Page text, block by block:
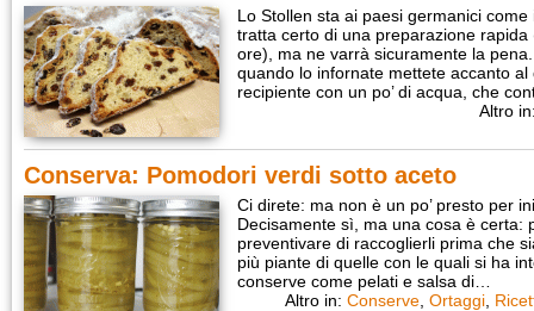
Lo Stollen sta ai paesi germanici come
tratta certo di una preparazione
ore), ma ne varrà sicuramente la
quando lo infornate mettete accanto
recipiente con un po’ di acqua, che
Altro
Conserva: Pomodori verdi sotto aceto
Ci direte: ma non è un po’ presto per
Decisamente sì, ma una cosa è certa:
preventivare di raccoglierli prima che
più piante di quelle con le quali si ha
conserve come pelati e salsa di…
Altro in: Conserve Ortaggi